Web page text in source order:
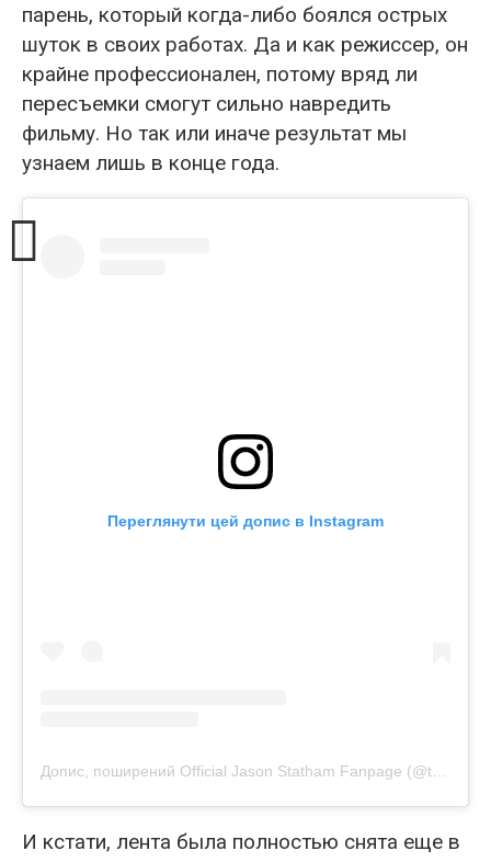
парень, который когда-либо боялся острых
шуток в своих работах. Да и как режиссер, он
крайне профессионален, потому вряд ли
пересъемки смогут сильно навредить
фильму. Но так или иначе результат мы
узнаем лишь в конце года.
Переглянути цей допис в Instagram
И кстати, лента была полностью снята еще в